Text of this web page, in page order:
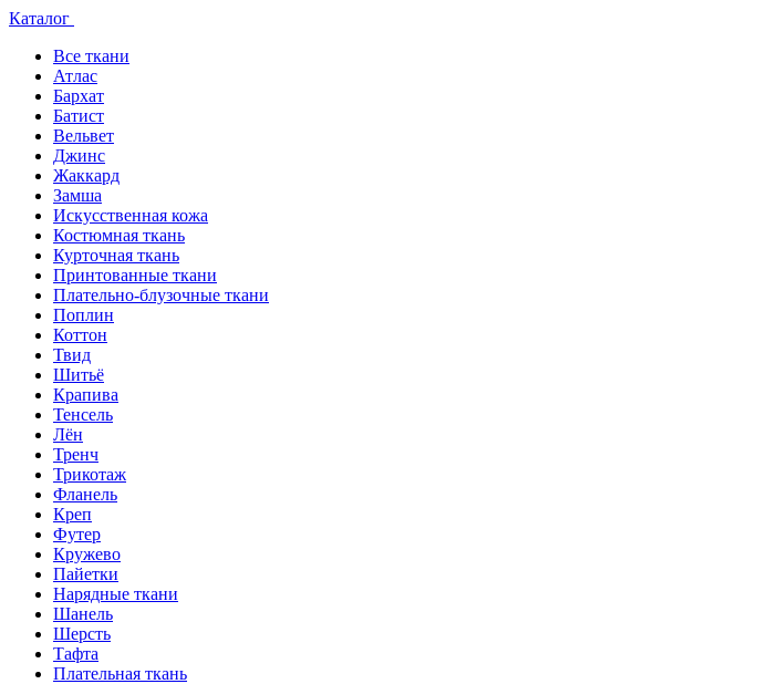
Каталог
Все ткани
Атлас
Бархат
Батист
Вельвет
Джинс
Жаккард
Замша
Искусственная кожа
Костюмная ткань
Курточная ткань
Принтованные ткани
Плательно-блузочные ткани
Поплин
Коттон
Твид
Шитьё
Крапива
Тенсель
Лён
Тренч
Трикотаж
Фланель
Креп
Футер
Кружево
Пайетки
Нарядные ткани
Шанель
Шерсть
Тафта
Плательная ткань